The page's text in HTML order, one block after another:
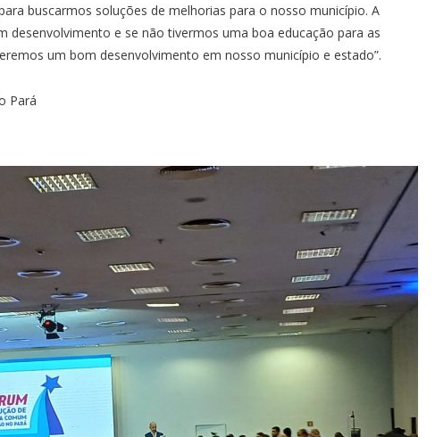
buscarmos soluções de melhorias para o nosso município. A
desenvolvimento e se não tivermos uma boa educação para as
um bom desenvolvimento em nosso município e estado”.
Pará